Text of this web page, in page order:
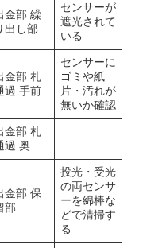
金部 繰
出し部
センサーが
遮光されて
いる
金部 札
過 手前
センサーに
ゴミや紙
片・汚れが
無いか確認
金部 札
過 奥
金部 保
部
投光・受光
の両センサ
ーを綿棒な
どで清掃す
る